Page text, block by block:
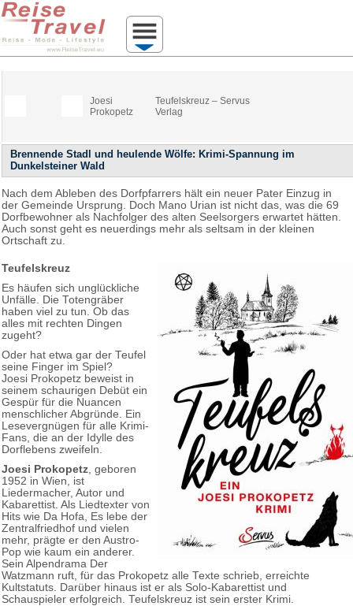
Joesi
Prokopetz
Teufelskreuz – Servus
Verlag
Brennende Stadl und heulende Wölfe: Krimi-Spannung im
Dunkelsteiner Wald
Nach dem Ableben des Dorfpfarrers hält ein neuer Pater Einzug in
der Gemeinde Ursprung. Doch Mano Urian ist nicht das, was die 69
Dorfbewohner als Nachfolger des alten Seelsorgers erwartet hätten.
Auch sonst geht es neuerdings mehr als seltsam in der kleinen
Ortschaft zu.
Teufelskreuz
Es häufen sich unglückliche
Unfälle. Die Totengräber
haben viel zu tun. Ob das
alles mit rechten Dingen
zugeht?
Oder hat etwa gar der Teufel
seine Finger im Spiel?
Joesi Prokopetz beweist in
seinem schaurigen Debüt ein
Gespür für die Nuancen
menschlicher Abgründe. Ein
Lesevergnügen für alle Krimi-
Fans, die an der Idylle des
Dorflebens zweifeln.
Joesi Prokopetz , geboren
1952 in Wien, ist
Liedermacher, Autor und
Kabarettist. Als Liedtexter von
Hits wie Da Hofa, Es lebe der
Zentralfriedhof und vielen
mehr, prägte er den Austro-
Pop wie kaum ein anderer.
Sein Alpendrama Der
Watzmann ruft, für das Prokopetz alle Texte schrieb, erreichte
Kultstatuts. Darüber hinaus ist er als Solo-Kabarettist und
Schauspieler erfolgreich. Teufelskreuz ist sein erster Krimi.